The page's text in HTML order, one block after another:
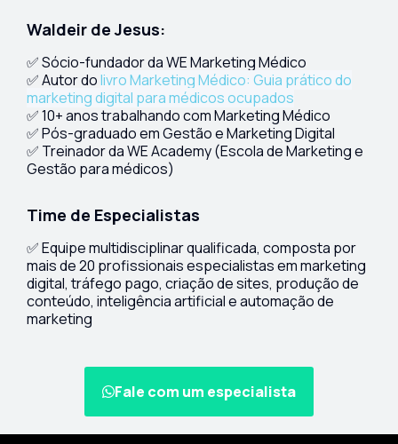
Waldeir de Jesus:
✅ Sócio-fundador da WE Marketing Médico
✅ Autor dolivro Marketing Médico: Guia prático do
marketing digital para médicos ocupados
✅ 10+ anos trabalhando com Marketing Médico
✅ Pós-graduado em Gestão e Marketing Digital
✅ Treinador da WE Academy (Escola de Marketing e
Gestão para médicos)
Time de Especialistas
✅ Equipe multidisciplinar qualificada, composta por
mais de 20 profissionais especialistas em marketing
digital, tráfego pago, criação de sites, produção de
conteúdo, inteligência artificial e automação de
marketing
Fale com um especialista